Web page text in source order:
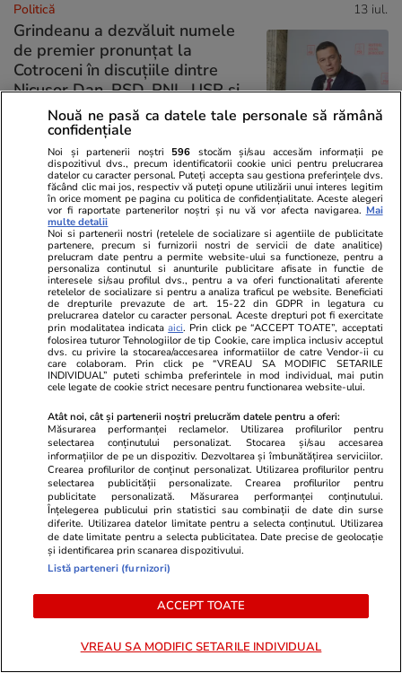
Politică 13 iul.
Grindeanu a dezvăluit numele
de premier pronunțat la
Cotroceni în discuțiile dintre
Nicușor Dan, PSD, PNL, USR și
UDMR: „S-a vorbit de un
tehnocrat. Bolojan și Fritz se
opun”
Politică 13 iul.
Traian Băsescu dă de pământ
cu Ilie Bolojan în plin blocaj
politic: „Orice prost mărește
taxele”
PARTENERI
Proiectul imobiliar pregătit lângă
Câți bani ia,
Nouă ne pasă ca datele tale personale să rămână
confidențiale
Noi și partenerii noștri 596 stocăm și/sau accesăm informații pe
dispozitivul dvs., precum identificatorii cookie unici pentru prelucrarea
datelor cu caracter personal. Puteți accepta sau gestiona preferințele dvs.
făcând clic mai jos, respectiv vă puteți opune utilizării unui interes legitim
în orice moment pe pagina cu politica de confidențialitate. Aceste alegeri
vor fi raportate partenerilor noștri și nu vă vor afecta navigarea. Mai
multe detalii
Noi si partenerii nostri (retelele de socializare si agentiile de publicitate
partenere, precum si furnizorii nostri de servicii de date analitice)
prelucram date pentru a permite website-ului sa functioneze, pentru a
personaliza continutul si anunturile publicitare afisate in functie de
interesele si/sau profilul dvs., pentru a va oferi functionalitati aferente
retelelor de socializare si pentru a analiza traficul pe website. Beneficiati
de drepturile prevazute de art. 15-22 din GDPR in legatura cu
prelucrarea datelor cu caracter personal. Aceste drepturi pot fi exercitate
prin modalitatea indicataaici. Prin click pe “ACCEPT TOATE”, acceptati
folosirea tuturor Tehnologiilor de tip Cookie, care implica inclusiv acceptul
dvs. cu privire la stocarea/accesarea informatiilor de catre Vendor-ii cu
care colaboram. Prin click pe “VREAU SA MODIFIC SETARILE
INDIVIDUAL” puteti schimba preferintele in mod individual, mai putin
cele legate de cookie strict necesare pentru functionarea website-ului.
Atât noi, cât și partenerii noștri prelucrăm datele pentru a oferi:
Măsurarea performanței reclamelor. Utilizarea profilurilor pentru
selectarea conținutului personalizat. Stocarea și/sau accesarea
informațiilor de pe un dispozitiv. Dezvoltarea și îmbunătățirea serviciilor.
Crearea profilurilor de conținut personalizat. Utilizarea profilurilor pentru
selectarea publicității personalizate. Crearea profilurilor pentru
publicitate personalizată. Măsurarea performanței conținutului.
Înțelegerea publicului prin statistici sau combinații de date din surse
diferite. Utilizarea datelor limitate pentru a selecta conținutul. Utilizarea
de date limitate pentru a selecta publicitatea. Date precise de geolocație
și identificarea prin scanarea dispozitivului.
Listă parteneri (furnizori)
ACCEPT TOATE
VREAU SA MODIFIC SETARILE INDIVIDUAL